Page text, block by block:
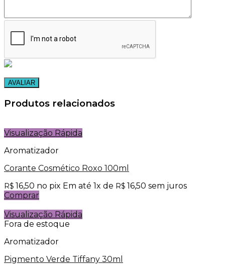
Produtos relacionados
Visualização Rápida
Aromatizador
Corante Cosmético Roxo 100ml
R$ 16,50 no pix Em até 1x de R$ 16,50 sem juros
Comprar
Visualização Rápida
Fora de estoque
Aromatizador
Pigmento Verde Tiffany 30ml